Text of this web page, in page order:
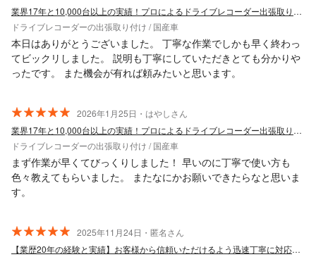
業界17年と10,000台以上の実績！プロによるドライブレコーダー出張取り付け
ドライブレコーダーの出張取り付け / 国産車
本日はありがとうございました。 丁寧な作業でしかも早く終わっ
てビックリしました。 説明も丁寧にしていただきとても分かりや
ったです。 また機会が有れば頼みたいと思います。
2026年1月25日・はやしさん
業界17年と10,000台以上の実績！プロによるドライブレコーダー出張取り付け
ドライブレコーダーの出張取り付け / 国産車
まず作業が早くてびっくりしました！ 早いのに丁寧で使い方も
色々教えてもらいました。 またなにかお願いできたらなと思いま
す。
2025年11月24日・匿名さん
【業歴20年の経験と実績】お客様から信頼いただけるよう迅速丁寧に対応します！